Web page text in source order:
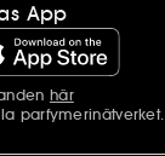
App
här
parfymerinätverket.